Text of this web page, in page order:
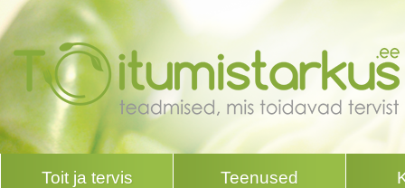
Toit ja tervis Teenused